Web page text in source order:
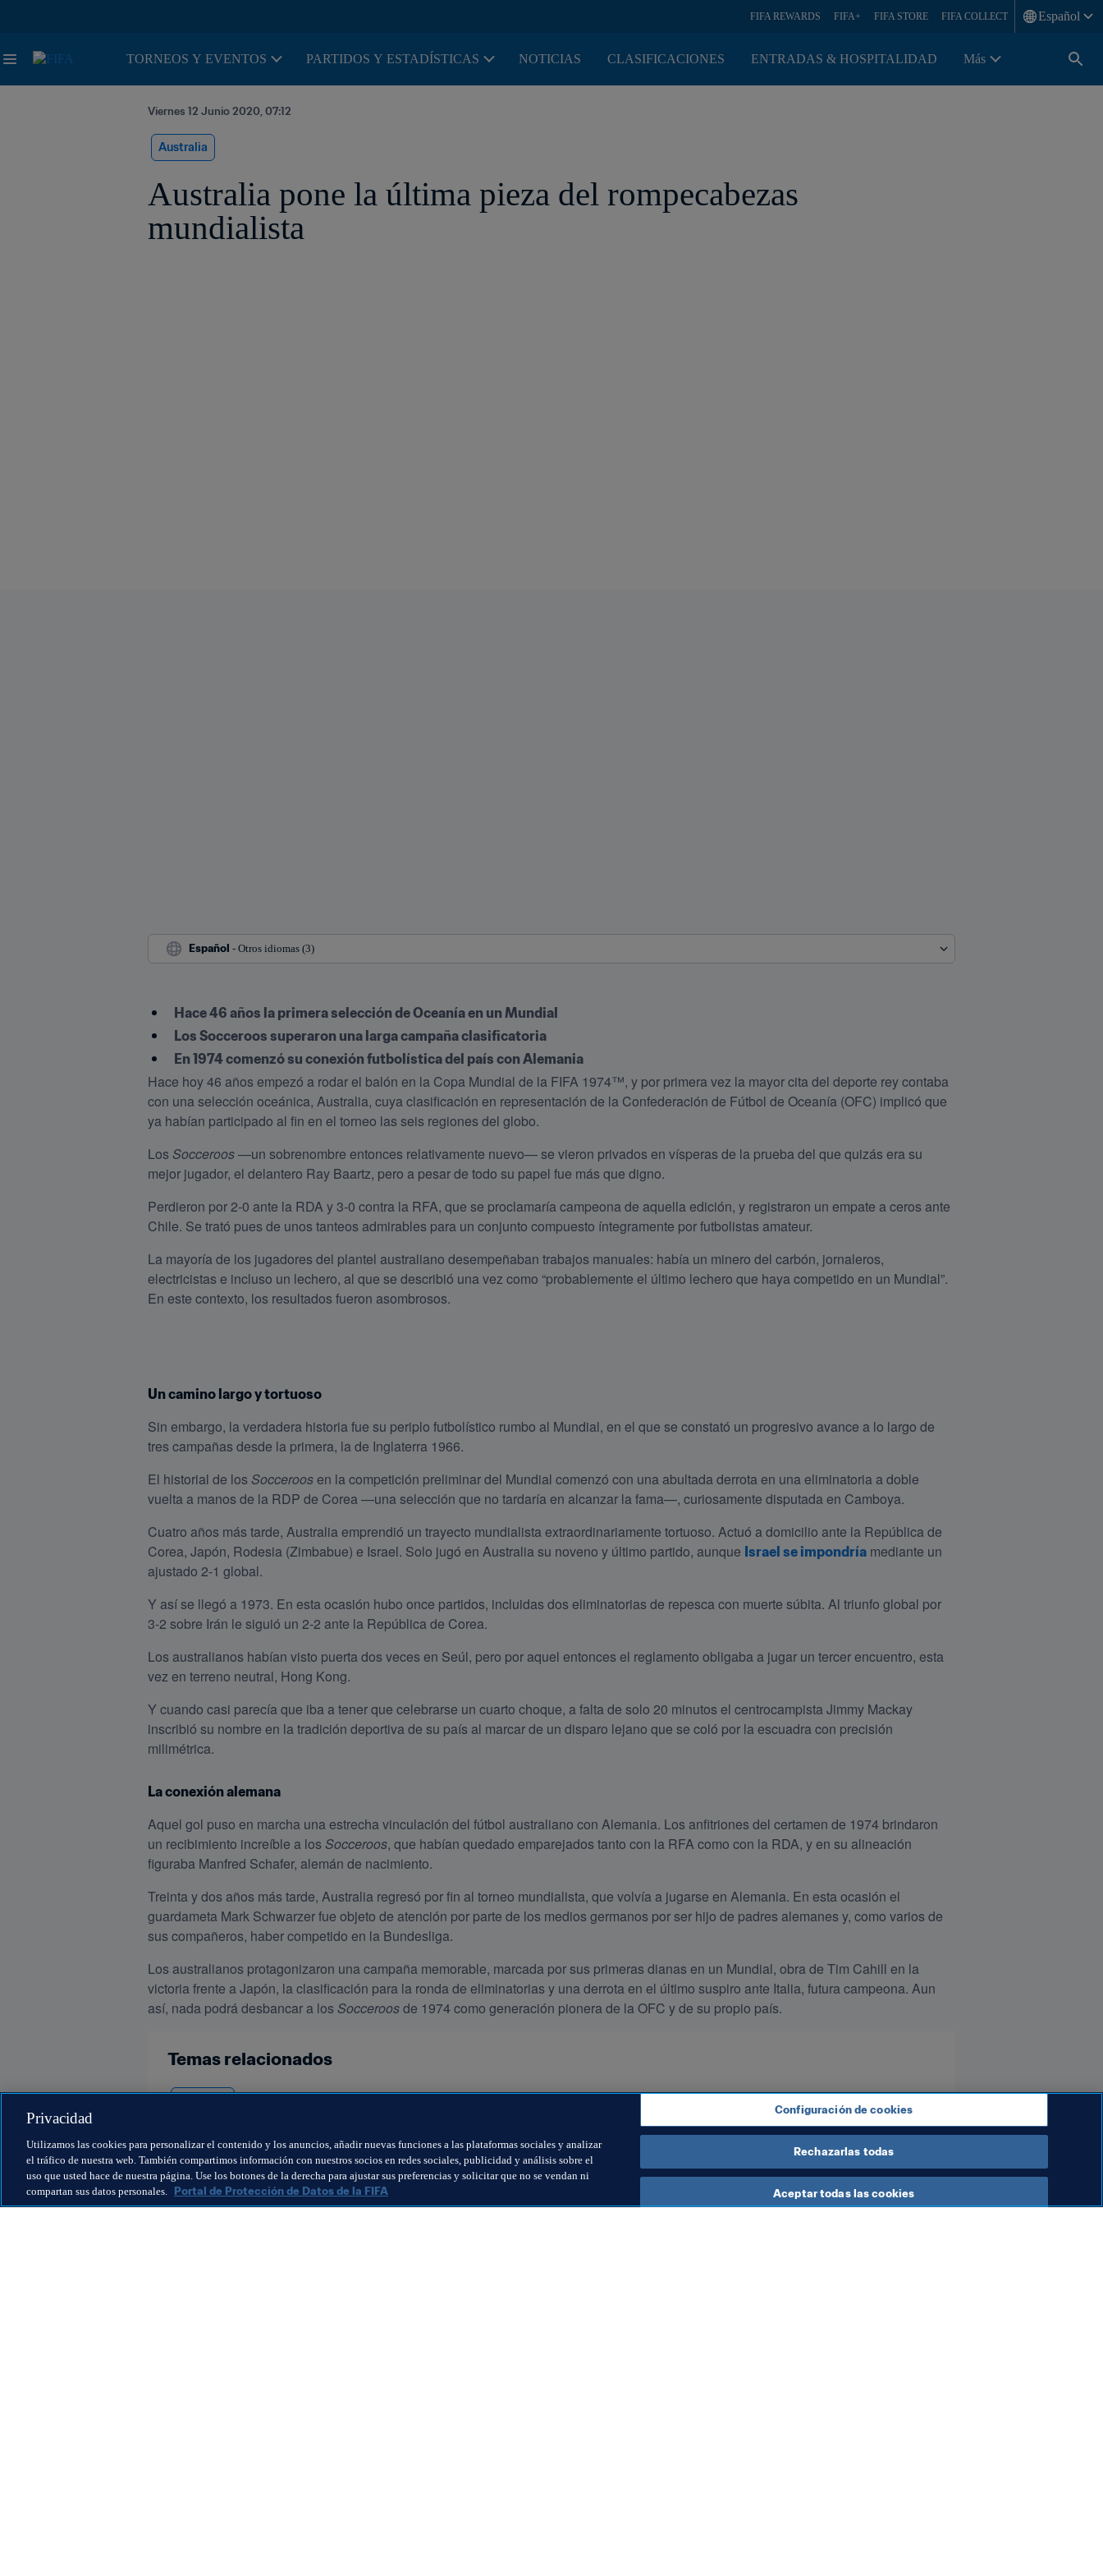
FIFA REWARDS FIFA+ FIFA STORE FIFA COLLECT Español
TORNEOS Y EVENTOS PARTIDOS Y ESTADÍSTICAS NOTICIAS CLASIFICACIONES ENTRADAS & HOSPITALIDAD Más
Viernes 12 Junio 2020, 07:12
Australia
Australia pone la última pieza del rompecabezas
mundialista
Español - Otros idiomas (3)
Hace 46 años la primera selección de Oceanía en un Mundial
Los Socceroos superaron una larga campaña clasificatoria
En 1974 comenzó su conexión futbolística del país con Alemania
Hace hoy 46 años empezó a rodar el balón en la Copa Mundial de la FIFA 1974™, y por primera vez la mayor cita del deporte rey contaba
con una selección oceánica, Australia, cuya clasificación en representación de la Confederación de Fútbol de Oceanía (OFC) implicó que
ya habían participado al fin en el torneo las seis regiones del globo.
Los Socceroos —un sobrenombre entonces relativamente nuevo— se vieron privados en vísperas de la prueba del que quizás era su
mejor jugador, el delantero Ray Baartz, pero a pesar de todo su papel fue más que digno.
Perdieron por 2-0 ante la RDA y 3-0 contra la RFA, que se proclamaría campeona de aquella edición, y registraron un empate a ceros ante
Chile. Se trató pues de unos tanteos admirables para un conjunto compuesto íntegramente por futbolistas amateur.
La mayoría de los jugadores del plantel australiano desempeñaban trabajos manuales: había un minero del carbón, jornaleros,
electricistas e incluso un lechero, al que se describió una vez como “probablemente el último lechero que haya competido en un Mundial”.
En este contexto, los resultados fueron asombrosos.
Un camino largo y tortuoso
Sin embargo, la verdadera historia fue su periplo futbolístico rumbo al Mundial, en el que se constató un progresivo avance a lo largo de
tres campañas desde la primera, la de Inglaterra 1966.
El historial de los Socceroos en la competición preliminar del Mundial comenzó con una abultada derrota en una eliminatoria a doble
vuelta a manos de la RDP de Corea —una selección que no tardaría en alcanzar la fama—, curiosamente disputada en Camboya.
Cuatro años más tarde, Australia emprendió un trayecto mundialista extraordinariamente tortuoso. Actuó a domicilio ante la República de
Corea, Japón, Rodesia (Zimbabue) e Israel. Solo jugó en Australia su noveno y último partido, aunque Israel se impondría mediante un
ajustado 2-1 global.
Y así se llegó a 1973. En esta ocasión hubo once partidos, incluidas dos eliminatorias de repesca con muerte súbita. Al triunfo global por
3-2 sobre Irán le siguió un 2-2 ante la República de Corea.
Los australianos habían visto puerta dos veces en Seúl, pero por aquel entonces el reglamento obligaba a jugar un tercer encuentro, esta
vez en terreno neutral, Hong Kong.
Y cuando casi parecía que iba a tener que celebrarse un cuarto choque, a falta de solo 20 minutos el centrocampista Jimmy Mackay
inscribió su nombre en la tradición deportiva de su país al marcar de un disparo lejano que se coló por la escuadra con precisión
milimétrica.
La conexión alemana
Aquel gol puso en marcha una estrecha vinculación del fútbol australiano con Alemania. Los anfitriones del certamen de 1974 brindaron
un recibimiento increíble a los Socceroos, que habían quedado emparejados tanto con la RFA como con la RDA, y en su alineación
figuraba Manfred Schafer, alemán de nacimiento.
Treinta y dos años más tarde, Australia regresó por fin al torneo mundialista, que volvía a jugarse en Alemania. En esta ocasión el
guardameta Mark Schwarzer fue objeto de atención por parte de los medios germanos por ser hijo de padres alemanes y, como varios de
sus compañeros, haber competido en la Bundesliga.
Los australianos protagonizaron una campaña memorable, marcada por sus primeras dianas en un Mundial, obra de Tim Cahill en la
victoria frente a Japón, la clasificación para la ronda de eliminatorias y una derrota en el último suspiro ante Italia, futura campeona. Aun
así, nada podrá desbancar a los Socceroos de 1974 como generación pionera de la OFC y de su propio país.
Temas relacionados
Privacidad
Utilizamos las cookies para personalizar el contenido y los anuncios, añadir nuevas funciones a las plataformas sociales y analizar
el tráfico de nuestra web. También compartimos información con nuestros socios en redes sociales, publicidad y análisis sobre el
uso que usted hace de nuestra página. Use los botones de la derecha para ajustar sus preferencias y solicitar que no se vendan ni
compartan sus datos personales. Portal de Protección de Datos de la FIFA
Configuración de cookies
Rechazarlas todas
Aceptar todas las cookies